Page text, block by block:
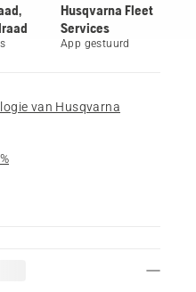
Husqvarna Fleet
Services
App gestuurd
van Husqvarna